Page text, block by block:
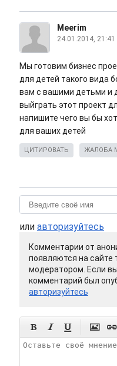
Meerim
24.01.2014, 21:41
Мы готовим бизнес
для детей такого вида
вам с вашими детьми и
выйграть этот проект
напишите чего вы бы
для ваших детей
ЦИТИРОВАТЬ ЖАЛОБА
или авторизуйтесь
Комментарии от
появляются на сайте
модератором. Если
комментарий был
авторизуйтесь
    